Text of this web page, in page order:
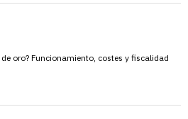
de oro? Funcionamiento, costes y fiscalidad